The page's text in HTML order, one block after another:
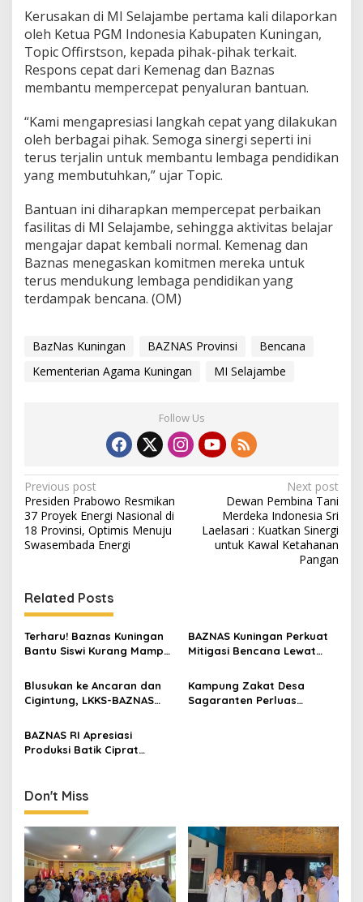
Kerusakan di MI Selajambe pertama kali dilaporkan
oleh Ketua PGM Indonesia Kabupaten Kuningan,
Topic Offirstson, kepada pihak-pihak terkait.
Respons cepat dari Kemenag dan Baznas
membantu mempercepat penyaluran bantuan.
“Kami mengapresiasi langkah cepat yang dilakukan
oleh berbagai pihak. Semoga sinergi seperti ini
terus terjalin untuk membantu lembaga pendidikan
yang membutuhkan,” ujar Topic.
Bantuan ini diharapkan mempercepat perbaikan
fasilitas di MI Selajambe, sehingga aktivitas belajar
mengajar dapat kembali normal. Kemenag dan
Baznas menegaskan komitmen mereka untuk
terus mendukung lembaga pendidikan yang
terdampak bencana. (OM)
BazNas Kuningan BAZNAS Provinsi
Bencana
Kementerian Agama Kuningan
MI Selajambe
Follow Us
Post
navigation
Previous post
Presiden Prabowo Resmikan
37 Proyek Energi Nasional di
18 Provinsi, Optimis Menuju
Swasembada Energi
Next post
Dewan Pembina Tani
Merdeka Indonesia Sri
Laelasari : Kuatkan Sinergi
untuk Kawal Ketahanan
Pangan
Related Posts
Terharu! Baznas Kuningan
Bantu Siswi Kurang Mampu
Semangat Belajarnya Tak
Pernah Padam
BAZNAS Kuningan Perkuat
Mitigasi Bencana Lewat
Sangkanherang
Blusukan ke Ancaran dan
Cigintung, LKKS-BAZNAS
untuk Warga Disabilitas
dan Dhuafa
Kampung Zakat Desa
Sagaranten Perluas
BAZNAS RI Apresiasi
Produksi Batik Ciprat
Pemberdayaan Disabilitas
Mental
Don't Miss